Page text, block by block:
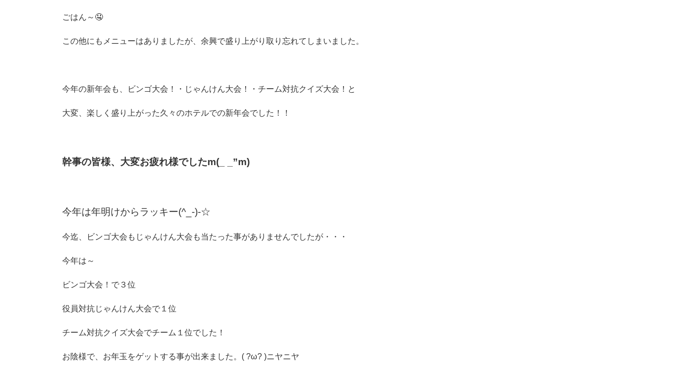
ごはん～🤤
この他にもメニューはありましたが、余興で盛り上がり取り忘れてしまいました。
今年の新年会も、ビンゴ大会！・じゃんけん大会！・チーム対抗クイズ大会！と
大変、楽しく盛り上がった久々のホテルでの新年会でした！！
幹事の皆様、大変お疲れ様でしたm(_ _”m)
今年は年明けからラッキー(^_-)-☆
今迄、ビンゴ大会もじゃんけん大会も当たった事がありませんでしたが・・・
今年は～
ビンゴ大会！で３位
役員対抗じゃんけん大会で１位
チーム対抗クイズ大会でチーム１位でした！
お陰様で、お年玉をゲットする事が出来ました。( ?ω? )ニヤニヤ